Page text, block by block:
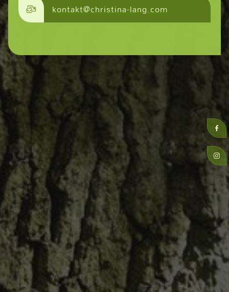
WALDBADEN
ÜBER INDIAN BALANCE
TERMINE
KLANGSCHALENMASSAGE
ANGEBOT UND PREISE
KONTAKT
kontakt@christina-lang.com